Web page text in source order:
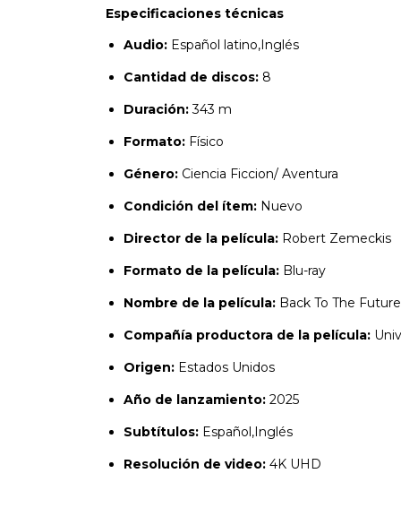
Especificaciones técnicas
Audio: Español latino,Inglés
Cantidad de discos: 8
Duración:343 m
Formato: Físico
Género: Ciencia Ficcion/ Aventura
Condición del ítem: Nuevo
Director de la película: Robert Zemeckis
Formato de la película: Blu-ray
Nombre de la película: Back To The
Compañía productora de la película:
Origen: Estados Unidos
Año de lanzamiento: 2025
Subtítulos: Español,Inglés
Resolución de video: 4K UHD